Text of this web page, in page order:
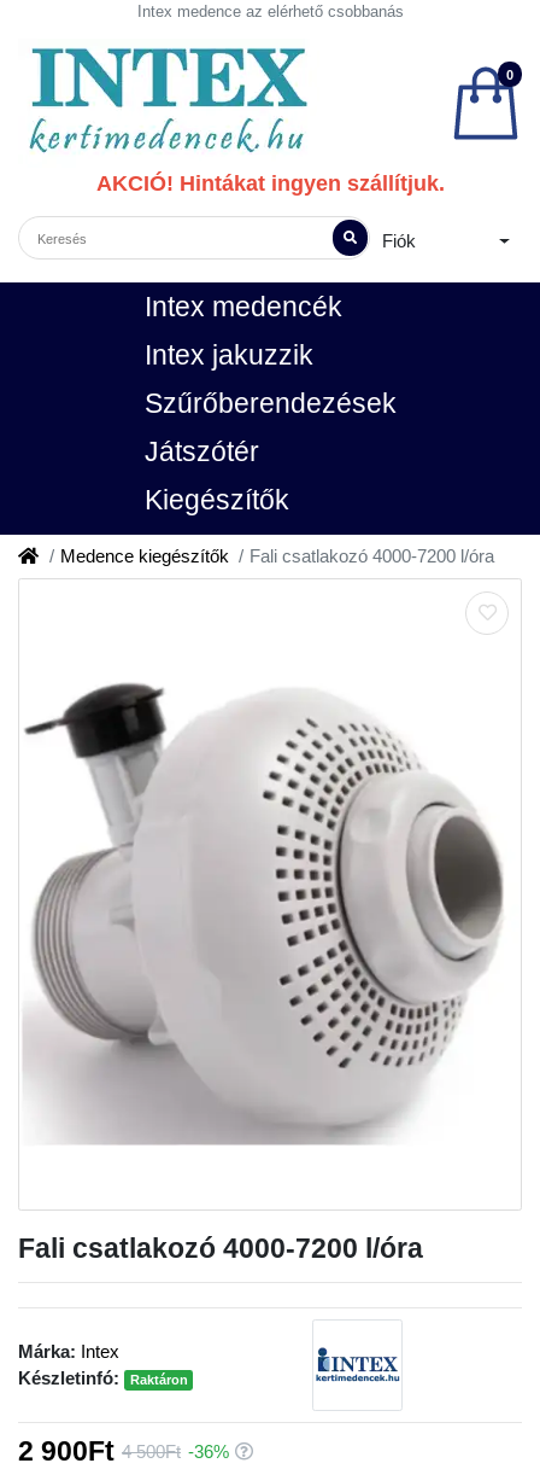
Intex medence az elérhető csobbanás
0
AKCIÓ! Hintákat ingyen szállítjuk.
Fiók
Intex medencék
Intex jakuzzik
Szűrőberendezések
Játszótér
Kiegészítők
Medence kiegészítők Fali csatlakozó 4000-7200 l/óra
Fali csatlakozó 4000-7200 l/óra
Márka: Intex
Készletinfó:
Raktáron
2 900Ft 4 500Ft -36%